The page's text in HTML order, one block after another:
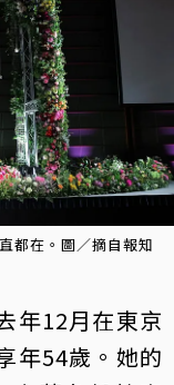
都在。圖／摘自報知
年12月在東京
年54歲。她的